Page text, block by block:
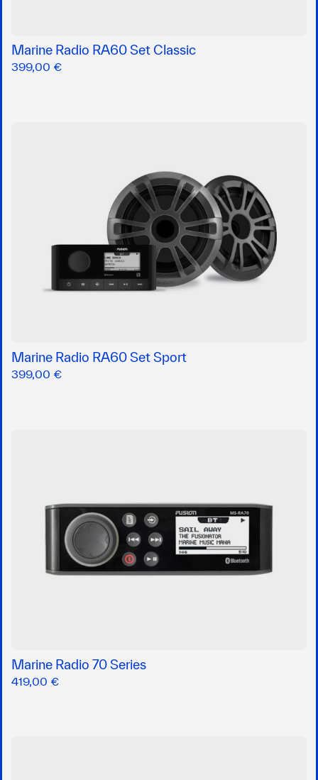
Marine Radio RA60 Set Classic
399,00 €
Marine Radio RA60 Set Sport
399,00 €
Marine Radio 70 Series
419,00 €